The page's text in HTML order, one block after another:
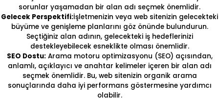
sorunlar yaşamadan bir alan adı seçmek önemlidir.
Gelecek Perspektifi:İşletmenizin veya web sitenizin gelecekteki
büyüme ve genişleme planlarını göz önünde bulundurun.
Seçtiğiniz alan adının, gelecekteki iş hedeflerinizi
destekleyebilecek esneklikte olması önemlidir.
SEO Dostu:Arama motoru optimizasyonu (SEO) açısından,
anlamlı, açıklayıcı ve anahtar kelimeler içeren bir alan adı
seçmek önemlidir. Bu, web sitenizin organik arama
sonuçlarında daha iyi performans göstermesine yardımcı
olabilir.